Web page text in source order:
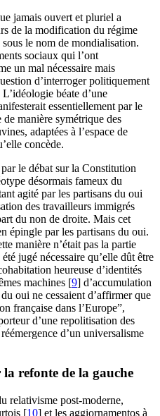
jamais ouvert et pluriel a
de la modification du régime
le nom de mondialisation.
sociaux qui l’ont
un mal nécessaire mais
d’interroger politiquement
béate d’une
essentiellement par le
de manière symétrique des
adaptées à l’espace de
concède.
le débat sur la Constitution
désormais fameux du
agité par les partisans du oui
des travailleurs immigrés
du non de droite. Mais cet
épingle par les partisans du oui.
manière n’était pas la partie
jugé nécessaire qu’elle dût être
heureuse d’identités
machines [9] d’accumulation
oui ne cessaient d’affirmer que
française dans l’Europe”,
d’une repolitisation des
d’un universalisme
refonte de la gauche
relativisme post-moderne,
[10] et les aggiornamentos à